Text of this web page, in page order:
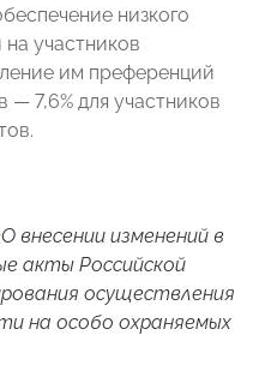
низкого
участников
им преференций
— 7,6% для участников
внесении изменений в
акты Российской
осуществления
на особо охраняемых